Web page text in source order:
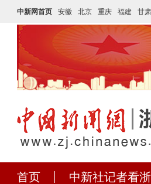
中新网首页 安徽 北京 重庆 福建 甘肃
首页 中新社记者看